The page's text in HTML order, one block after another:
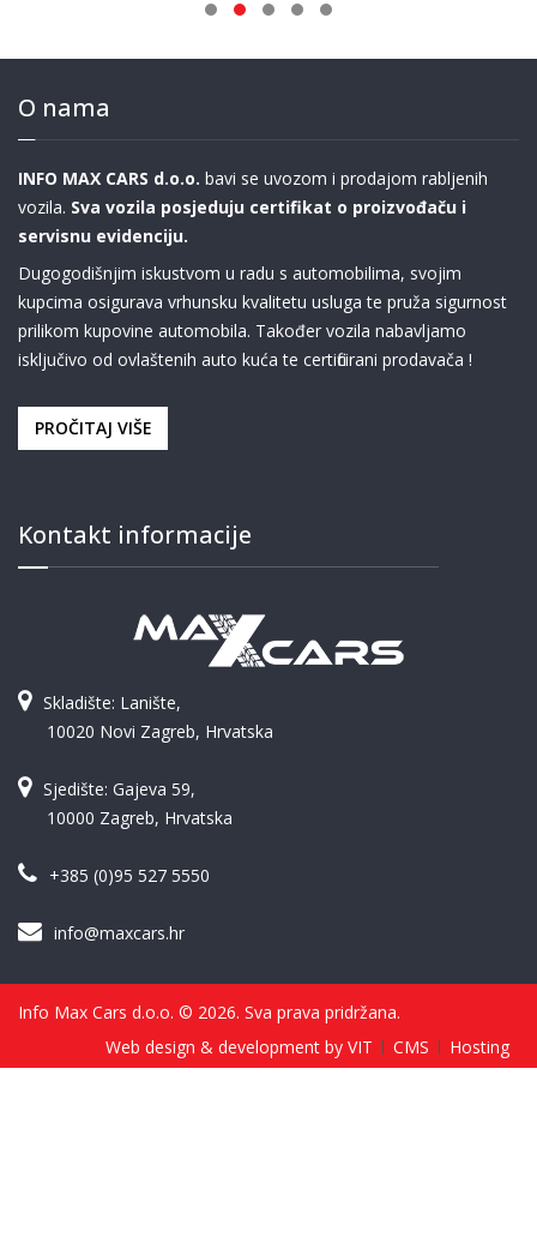
O nama
INFO MAX CARS d.o.o. bavi se uvozom i prodajom rabljenih
vozila. Sva vozila posjeduju certifikat o proizvođaču i
servisnu evidenciju.
Dugogodišnjim iskustvom u radu s automobilima, svojim
kupcima osigurava vrhunsku kvalitetu usluga te pruža sigurnost
prilikom kupovine automobila. Također vozila nabavljamo
isključivo od ovlaštenih auto kuća te certificirani prodavača !
PROČITAJ VIŠE
Kontakt informacije
Skladište: Lanište,
10020 Novi Zagreb, Hrvatska
Sjedište: Gajeva 59,
10000 Zagreb, Hrvatska
+385 (0)95 527 5550
info@maxcars.hr
Info Max Cars d.o.o. © 2026. Sva prava pridržana.
Web design & development by VIT
CMS Hosting